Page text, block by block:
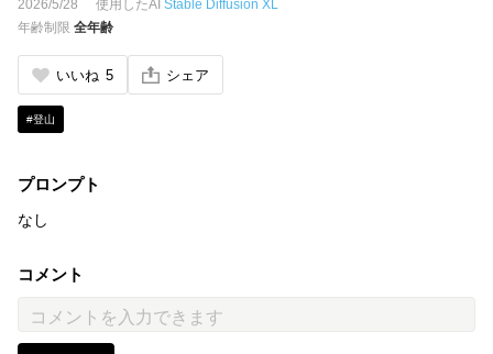
2026/5/28 使用したAI Stable Diffusion XL
年齢制限 全年齢
いいね 5 シェア
#登山
プロンプト
なし
コメント